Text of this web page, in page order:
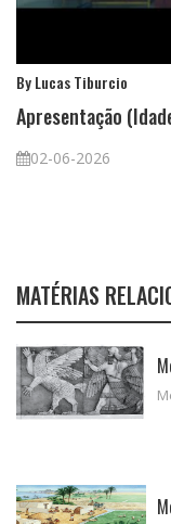
By Lucas Tiburcio
Apresentação
02-06-2026
MATÉRIAS